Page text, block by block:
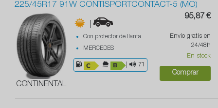
225/45R17 91W CONTISPORTCONTACT-5 (MO)
CONTINENTAL
|
Con protector de llanta
MERCEDES
71
95,87 €
Envío gratis en
24/48h
En stock
Comprar